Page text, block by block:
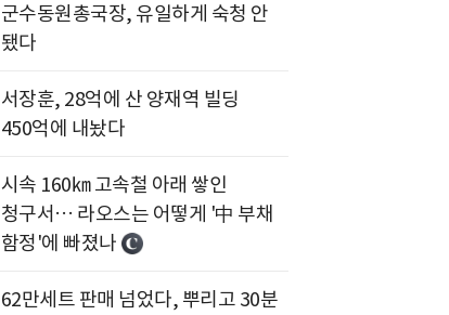
군수동원총국장, 유일하게 숙청 안
됐다
서장훈, 28억에 산 양재역 빌딩
450억에 내놨다
시속 160㎞ 고속철 아래 쌓인
청구서… 라오스는 어떻게 '中 부채
함정'에 빠졌나
62만세트 판매 넘었다, 뿌리고 30분